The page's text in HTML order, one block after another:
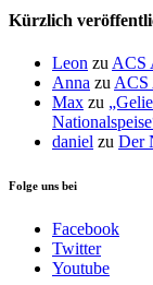
Kürzlich
Leon zu ACS
Anna zu ACS
Max zu
daniel zu Der
Folge uns bei
Facebook
Twitter
Youtube